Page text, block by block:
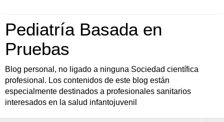
Pediatría Basada en
Pruebas
Blog personal, no ligado a ninguna Sociedad científica
profesional. Los contenidos de este blog están
especialmente destinados a profesionales sanitarios
interesados en la salud infantojuvenil